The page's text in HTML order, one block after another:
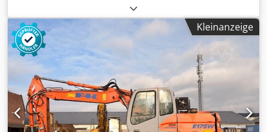
, Baujahr:
9.051 h, Ausstattung:Klimaanlage, Hitachi ZX190W-5B
Baujahr 2015 Betriebsstunden 9.051 std. Geschlossene
Kabine Klimaanlage Radio Rückfahrkamera
Verstellausleger Dsdpfx Aijzqu I Ujdswa Stiel: 2,40m.
Vollverrohrung (Hammer-, Greifer-, Schere-)
Schnellwechsler OQ70/55 Zentralschmieranlage Löffel -
700mm breit Reifengröße: 10.00-20 ca. 30% erhalten
Schildabstützung Motor mit 122kW CE Betriebsgewicht:
20,2 to.
Kleinanzeige